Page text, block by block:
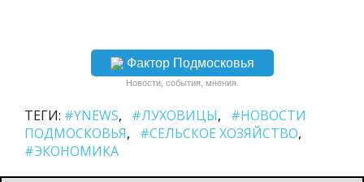
Фактор Подмосковья
Новости, события, мнения.
ТЕГИ: #YNEWS #ЛУХОВИЦЫ
#НОВОСТИ
ПОДМОСКОВЬЯ
#СЕЛЬСКОЕ ХОЗЯЙСТВО
#ЭКОНОМИКА